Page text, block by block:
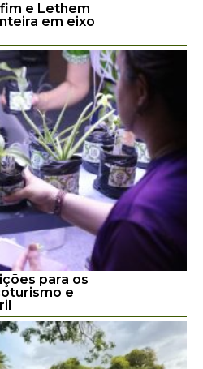
e Lethem
em eixo
para os
e